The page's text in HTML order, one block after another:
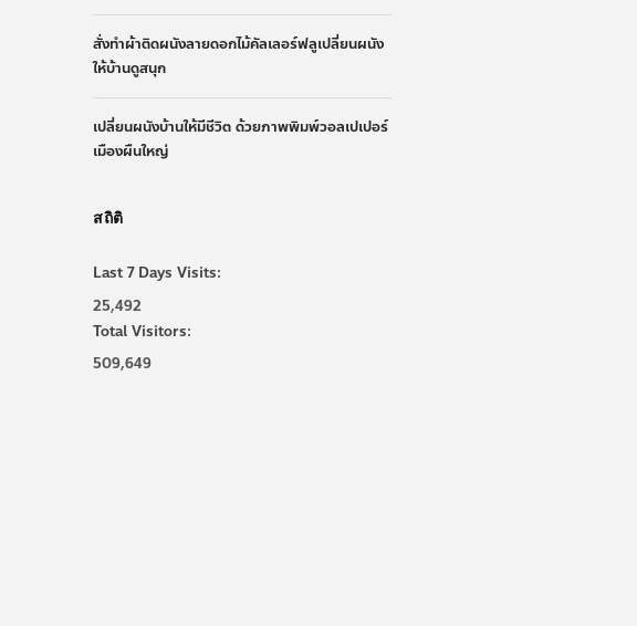
สั่งทำผ้าติดผนังลายดอกไม้คัลเลอร์ฟลูเปลี่ยนผนัง
ให้บ้านดูสนุก
เปลี่ยนผนังบ้านให้มีชีวิต ด้วยภาพพิมพ์วอลเปเปอร์
เมืองผืนใหญ่
สถิติ
Last 7 Days Visits:
25,492
Total Visitors:
509,649